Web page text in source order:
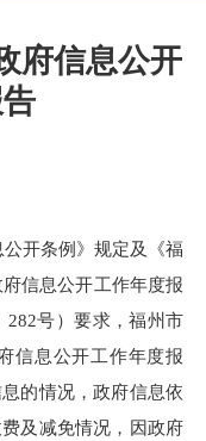
府信息公开
条例》规定及《福
信息公开工作年度报
282号）要求，福州市
信息公开工作年度报
的情况，政府信息依
及减免情况，因政府